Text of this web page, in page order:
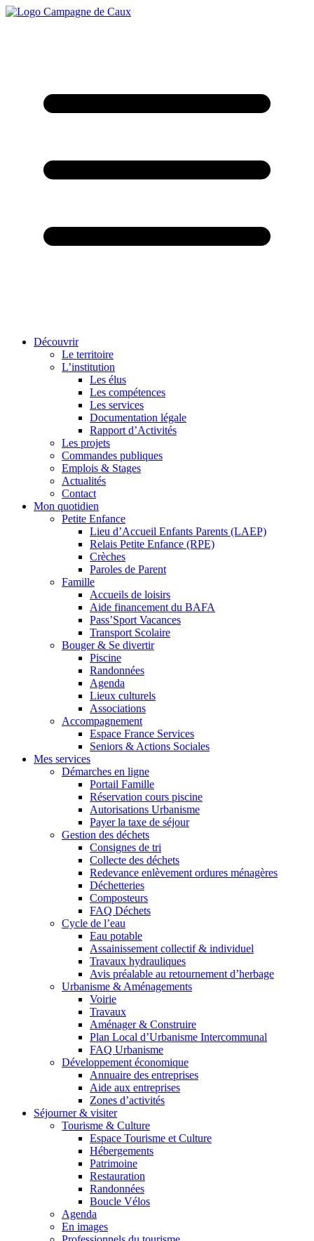
Découvrir
Le territoire
L’institution
Les élus
Les compétences
Les services
Documentation légale
Rapport d’Activités
Les projets
Commandes publiques
Emplois & Stages
Actualités
Contact
Mon quotidien
Petite Enfance
Lieu d’Accueil Enfants Parents (LAEP)
Relais Petite Enfance (RPE)
Crèches
Paroles de Parent
Famille
Accueils de loisirs
Aide financement du BAFA
Pass’Sport Vacances
Transport Scolaire
Bouger & Se divertir
Piscine
Randonnées
Agenda
Lieux culturels
Associations
Accompagnement
Espace France Services
Seniors & Actions Sociales
Mes services
Démarches en ligne
Portail Famille
Réservation cours piscine
Autorisations Urbanisme
Payer la taxe de séjour
Gestion des déchets
Consignes de tri
Collecte des déchets
Redevance enlèvement ordures ménagères
Déchetteries
Composteurs
FAQ Déchets
Cycle de l’eau
Eau potable
Assainissement collectif & individuel
Travaux hydrauliques
Avis préalable au retournement d’herbage
Urbanisme & Aménagements
Voirie
Travaux
Aménager & Construire
Plan Local d’Urbanisme Intercommunal
FAQ Urbanisme
Développement économique
Annuaire des entreprises
Aide aux entreprises
Zones d’activités
Séjourner & visiter
Tourisme & Culture
Espace Tourisme et Culture
Hébergements
Patrimoine
Restauration
Randonnées
Boucle Vélos
Agenda
En images